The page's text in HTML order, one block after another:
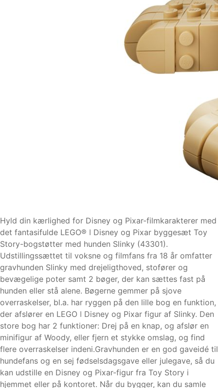
Hyld din kærlighed for Disney og Pixar-filmkarakterer med
det fantasifulde LEGO® ǀ Disney og Pixar byggesæt Toy
Story-bogstøtter med hunden Slinky (43301).
Udstillingssættet til voksne og filmfans fra 18 år omfatter
gravhunden Slinky med drejeligthoved, stofører og
bevægelige poter samt 2 bøger, der kan sættes fast på
hunden eller stå alene. Bøgerne gemmer på sjove
overraskelser, bl.a. har ryggen på den lille bog en funktion,
der afslører en LEGO ǀ Disney og Pixar figur af Slinky. Den
store bog har 2 funktioner: Drej på en knap, og afslør en
minifigur af Woody, eller fjern et stykke omslag, og find
flere overraskelser indeni.Gravhunden er en god gaveidé til
hundefans og en sej fødselsdagsgave eller julegave, så du
kan udstille en Disney og Pixar-figur fra Toy Story i
hjemmet eller på kontoret. Når du bygger, kan du samle